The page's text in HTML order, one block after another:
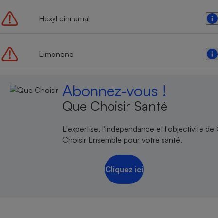
Hexyl cinnamal
Limonene
Abonnez-vous !
Que Choisir Santé
L'expertise, l'indépendance et l'objectivité de
Choisir Ensemble pour votre santé.
Cliquez ici